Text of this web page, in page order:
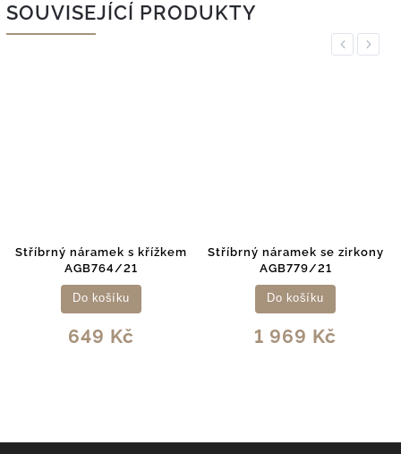
SOUVISEJÍCÍ PRODUKTY
Previous
Stříbrný náramek s křížkem
AGB764/21
649 Kč
Do košíku
Stříbrný náramek se zirkony
AGB779/21
1 969 Kč
Do košíku
Next